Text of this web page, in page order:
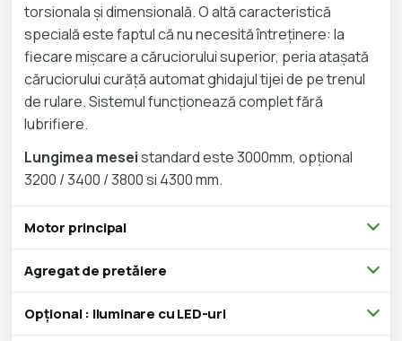
torsionala și dimensională. O altă caracteristică
specială este faptul că nu necesită întreținere: la
fiecare mișcare a căruciorului superior, peria atașată
căruciorului curăță automat ghidajul tijei de pe trenul
de rulare. Sistemul funcționează complet fără
lubrifiere.
Lungimea meseistandard este 3000mm, opțional
3200 / 3400 / 3800 si 4300 mm.
Motor principal
Agregat de pretăiere
Opțional : Iluminare cu LED-uri